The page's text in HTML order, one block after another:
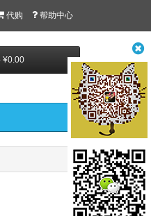
代购 帮助中心
¥0.00